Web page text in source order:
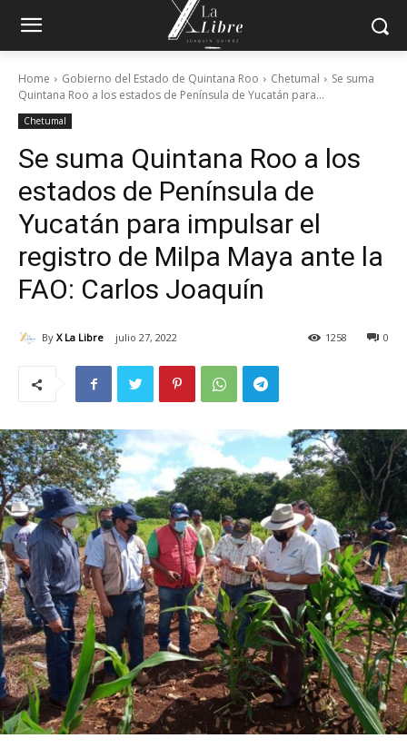
Home Gobierno del Estado de Quintana Roo Chetumal
Se suma
Quintana Roo a los estados de Península de Yucatán para...
Chetumal
Se suma Quintana Roo a los
estados de Península de
Yucatán para impulsar el
registro de Milpa Maya ante la
FAO: Carlos Joaquín
By X La Libre julio 27, 2022 0
1258